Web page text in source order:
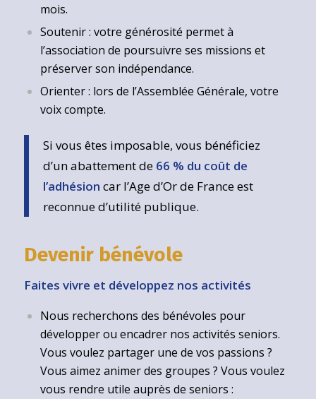
mois.
Soutenir : votre générosité permet à
l’association de poursuivre ses missions et
préserver son indépendance.
Orienter : lors de l’Assemblée Générale, votre
voix compte.
Si vous êtes imposable, vous bénéficiez
d’un abattement de 66 % du coût de
l’adhésion car l’Age d’Or de France est
reconnue d’utilité publique.
Devenir bénévole
Faites vivre et développez nos activités
Nous recherchons des bénévoles pour
développer ou encadrer nos activités seniors.
Vous voulez partager une de vos passions ?
Vous aimez animer des groupes ? Vous voulez
vous rendre utile auprès de seniors :